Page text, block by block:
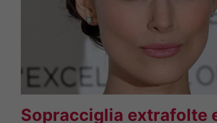
Sopracciglia extrafolte